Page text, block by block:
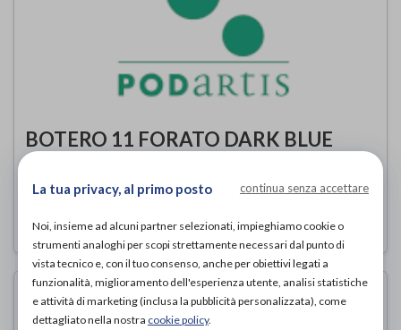
BOTERO 11 FORATO DARK BLUE
di
PROVA E ACQUISTA IN NEGOZIO DA 220,00€
La tua privacy, al primo posto continua senza accettare
Noi, insieme ad alcuni partner selezionati, impieghiamo cookie o
strumenti analoghi per scopi strettamente necessari dal punto di
vista tecnico e, con il tuo consenso, anche per obiettivi legati a
funzionalità, miglioramento dell'esperienza utente, analisi statistiche
e attività di marketing (inclusa la pubblicità personalizzata), come
dettagliato nella nostra cookie policy.